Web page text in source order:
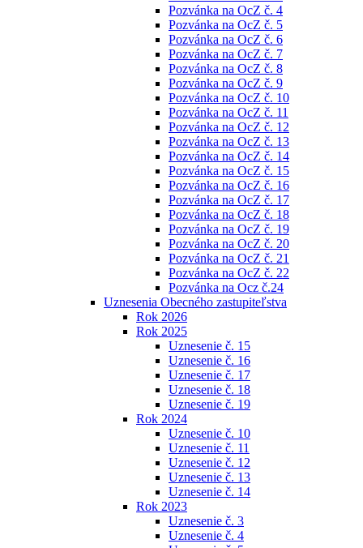
Pozvánka na OcZ č. 4
Pozvánka na OcZ č. 5
Pozvánka na OcZ č. 6
Pozvánka na OcZ č. 7
Pozvánka na OcZ č. 8
Pozvánka na OcZ č. 9
Pozvánka na OcZ č. 10
Pozvánka na OcZ č. 11
Pozvánka na OcZ č. 12
Pozvánka na OcZ č. 13
Pozvánka na OcZ č. 14
Pozvánka na OcZ č. 15
Pozvánka na OcZ č. 16
Pozvánka na OcZ č. 17
Pozvánka na OcZ č. 18
Pozvánka na OcZ č. 19
Pozvánka na OcZ č. 20
Pozvánka na OcZ č. 21
Pozvánka na OcZ č. 22
Pozvánka na Ocz č.24
Uznesenia Obecného zastupiteľstva
Rok 2026
Rok 2025
Uznesenie č. 15
Uznesenie č. 16
Uznesenie č. 17
Uznesenie č. 18
Uznesenie č. 19
Rok 2024
Uznesenie č. 10
Uznesenie č. 11
Uznesenie č. 12
Uznesenie č. 13
Uznesenie č. 14
Rok 2023
Uznesenie č. 3
Uznesenie č. 4